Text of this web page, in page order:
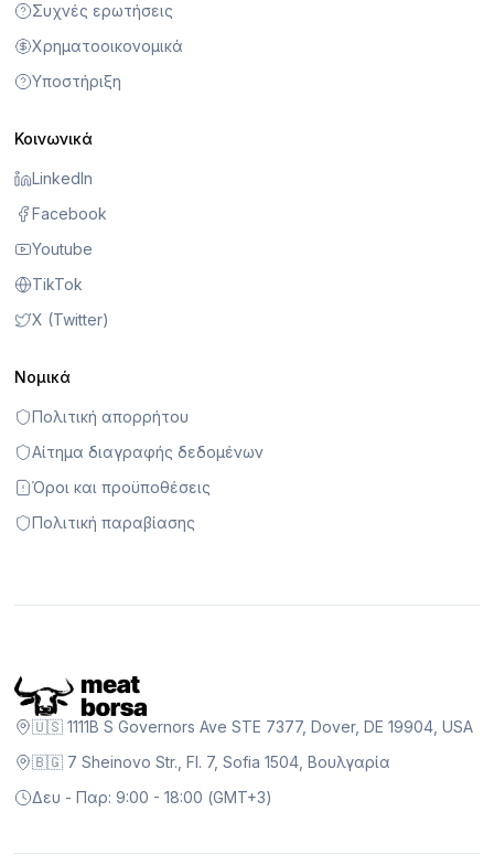
Συχνές ερωτήσεις
Χρηματοοικονομικά
Υποστήριξη
Κοινωνικά
LinkedIn
Facebook
Youtube
TikTok
X (Twitter)
Νομικά
Πολιτική απορρήτου
Αίτημα διαγραφής δεδομένων
Όροι και προϋποθέσεις
Πολιτική παραβίασης
🇺🇸 1111B S Governors Ave STE 7377, Dover, DE 19904, USA
🇧🇬 7 Sheinovo Str., Fl. 7, Sofia 1504, Βουλγαρία
Δευ - Παρ: 9:00 - 18:00 (GMT+3)